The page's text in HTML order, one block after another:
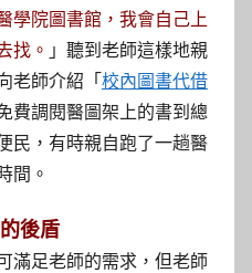
學院圖書館，我會自己上
找。 」聽到老師這樣地親
老師介紹「校內圖書代借
費調閱醫圖架上的書到總
民，有時親自跑了一趟醫
間。
後盾
滿足老師的需求，但老師